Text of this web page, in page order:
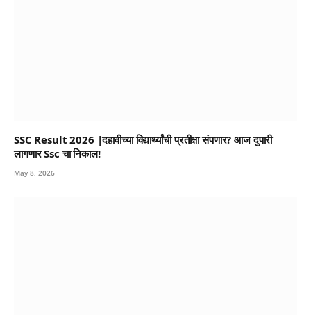
SSC Result 2026 |दहावीच्या विद्यार्थ्यांची प्रतीक्षा संपणार? आज दुपारी
लागणार Ssc चा निकाल!
May 8, 2026